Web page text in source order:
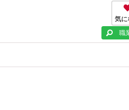
気に
職